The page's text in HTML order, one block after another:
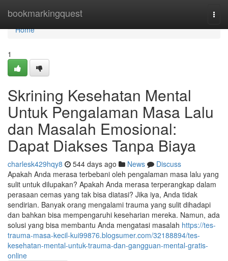
bookmarkingquest
Home
Home
1
Skrining Kesehatan Mental
Untuk Pengalaman Masa Lalu
dan Masalah Emosional:
Dapat Diakses Tanpa Biaya
charlesk429hqy8 544 days ago News
Discuss
Apakah Anda merasa terbebani oleh pengalaman masa lalu yang
sulit untuk dilupakan? Apakah Anda merasa terperangkap dalam
perasaan cemas yang tak bisa diatasi? Jika iya, Anda tidak
sendirian. Banyak orang mengalami trauma yang sulit dihadapi
dan bahkan bisa mempengaruhi keseharian mereka. Namun, ada
solusi yang bisa membantu Anda mengatasi masalah https://tes-
trauma-masa-kecil-kui99876.blogsumer.com/32188894/tes-
kesehatan-mental-untuk-trauma-dan-gangguan-mental-gratis-
online